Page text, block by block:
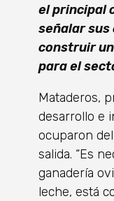
el principal
señalar sus
construir
para el
Mataderos,
desarrollo e
ocuparon
salida. “Es
ganadería
leche, está